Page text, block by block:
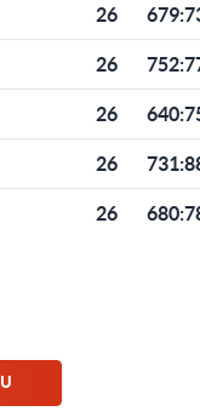
26 679:
26 752:
26 640:
26 731:
26 680: